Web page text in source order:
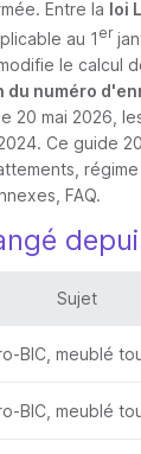
Entre la loi
au 1 er
le calcul
du numéro
20 mai 2026,
Ce guide
FAQ.
Sujet
BIC, meublé
BIC, meublé